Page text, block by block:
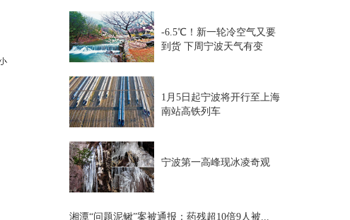
-6.5℃！新一轮冷空气又要
到货 下周宁波天气有变
1月5日起宁波将开行至上海
南站高铁列车
宁波第一高峰现冰凌奇观
湘潭“问题泥鳅”案被通报：药残超10倍9人被...